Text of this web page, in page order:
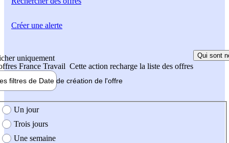
uniquement
France Travail Cette action recharge la liste des offres
Qui sont
filtres de Date de création de l'offre
création de l'offre
Un jour
Trois jours
Une semaine
Créer une alerte